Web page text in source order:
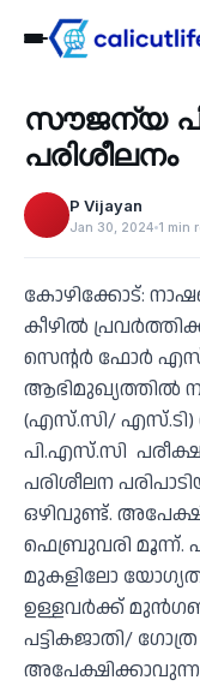
‹
Education
സൗജന്യ
പരിശീലനം
P Vijayan
Jan 30, 2024 1 min
കോഴിക്കോട്:
കീഴിൽ
സെന്റർ ഫോർ
ആഭിമുഖ്യത്തിൽ
(എസ്.സി/ എസ്.ടി)
പി.എസ്.സി
പരിശീലന
ഒഴിവുണ്ട്.
ഫെബ്രുവരി
മുകളിലോ
ഉള്ളവർക്ക്
പട്ടികജാതി/